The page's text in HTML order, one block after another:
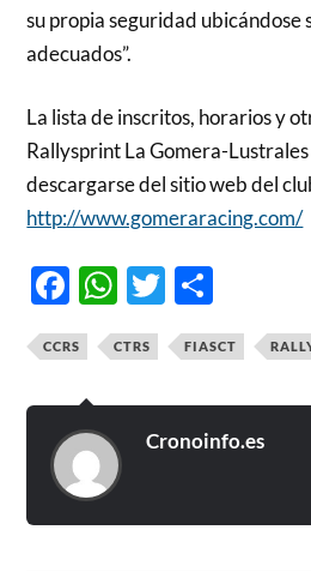
su propia seguridad ubicándose
adecuados”.
La lista de inscritos, horarios y
Rallysprint La Gomera-
descargarse del sitio web del
http://www.gomeraracing.com/
Facebook
WhatsApp
Twitter
CCRS CTRS FIASCT
Cronoinfo.es